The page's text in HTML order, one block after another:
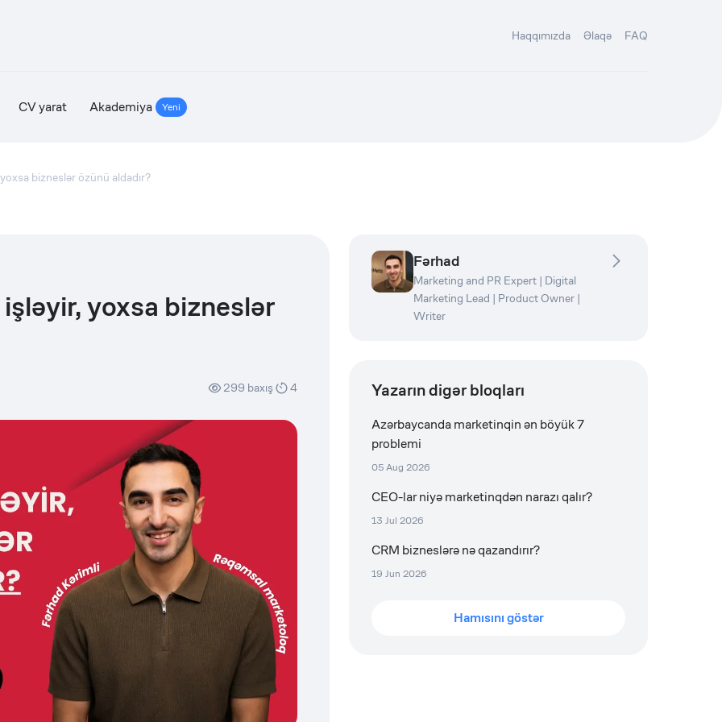
Haqqımızda Əlaqə FAQ
CV yarat Akademiya Yeni
bizneslər özünü aldadır?
yoxsa bizneslər
299 baxış 4
Fərhad
Marketing and PR Expert | Digital
Marketing Lead | Product Owner |
Writer
Yazarın digər bloqları
Azərbaycanda marketinqin ən böyük 7
problemi
05 Aug 2026
CEO-lar niyə marketinqdən narazı qalır?
13 Jul 2026
CRM bizneslərə nə qazandırır?
19 Jun 2026
Hamısını göstər